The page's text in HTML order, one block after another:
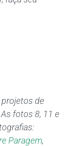
projetos de
fotos 8, 11 e
Paragem,